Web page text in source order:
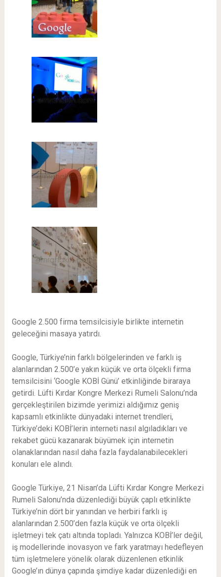
Google 2.500 firma temsilcisiyle birlikte internetin
geleceğini masaya yatırdı.
Google, Türkiye’nin farklı bölgelerinden ve farklı iş
alanlarından 2.500’e yakın küçük ve orta ölçekli firma
temsilcisini ‘Google KOBİ Günü’ etkinliğinde biraraya
getirdi. Lüfti Kırdar Kongre Merkezi Rumeli Salonu’nda
gerçekleştirilen bizimde yerimizi aldığımız geniş
kapsamlı etkinlikte dünyadaki internet trendleri,
Türkiye’deki KOBİ’lerin interneti nasıl algıladıkları ve
rekabet gücü kazanarak büyümek için internetin
olanaklarından nasıl daha fazla faydalanabilecekleri
konuları ele alındı.
Google Türkiye, 21 Nisan’da Lüfti Kırdar Kongre Merkezi
Rumeli Salonu’nda düzenlediği büyük çaplı etkinlikte
Türkiye’nin dört bir yanından ve herbiri farklı iş
alanlarından 2.500’den fazla küçük ve orta ölçekli
işletmeyi tek çatı altında topladı. Yalnızca KOBİ’ler değil,
iş modellerinde inovasyon ve fark yaratmayı hedefleyen
tüm işletmelere yönelik olarak düzenlenen etkinlik
Google’ın dünya çapında şimdiye kadar düzenlediği en